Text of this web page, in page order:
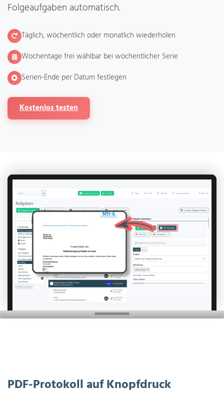
Folgeaufgaben automatisch.
Täglich, wöchentlich oder monatlich wiederholen
Wochentage frei wählbar bei wöchentlicher Serie
Serien-Ende per Datum festlegen
Kostenlos testen
PDF-Protokoll auf Knopfdruck